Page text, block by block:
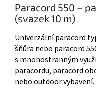
Paracord 550 –
(svazek 10 m)
Univerzální paracord
šňůra nebo paracord
s mnohostranným
paracordu, paracord
nebo outdoor vybavení.